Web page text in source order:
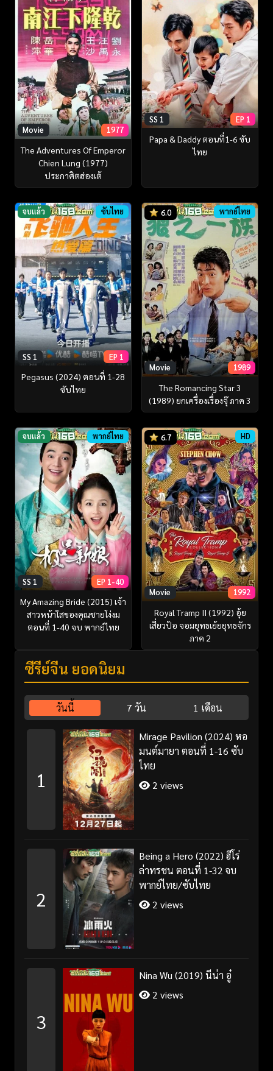
Movie 1977
The Adventures Of Emperor
Chien Lung (1977)
ประกาศิตฮ่องเต้
SS 1 EP 1
Papa & Daddy ตอนที่1-6 ซับ
ไทย
จบแล้ว ซับไทย
SS 1 EP 1
Pegasus (2024) ตอนที่ 1-28
ซับไทย
6.0 พากย์ไทย
Movie 1989
The Romancing Star 3
(1989) ยกเครื่องเรื่องจุ๊ ภาค 3
จบแล้ว พากย์ไทย
SS 1 EP 1-40
My Amazing Bride (2015) เจ้า
สาวหน้าใสของคุณชายโง่งม
ตอนที่ 1-40 จบ พากย์ไทย
6.7 HD
Movie 1992
Royal Tramp II (1992) อุ้ย
เสี่ยวป้อ จอมยุทธเย้ยยุทธจักร
ภาค 2
ซีรี่ย์จีน ยอดนิยม
วันนี้ 7 วัน 1 เดือน
1
Mirage Pavilion (2024) หอ
มนต์มายา ตอนที่ 1-16 ซับ
ไทย
2 views
2
Being a Hero (2022) ฮีโร่
ล่าทรชน ตอนที่ 1-32 จบ
พากย์ไทย/ซับไทย
2 views
3
Nina Wu (2019) นีน่า อู๋
2 views